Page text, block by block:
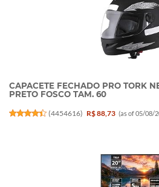
CAPACETE FECHADO PRO TORK
PRETO FOSCO TAM. 60
(4454616) R$ 88,73 (as of 05/08/